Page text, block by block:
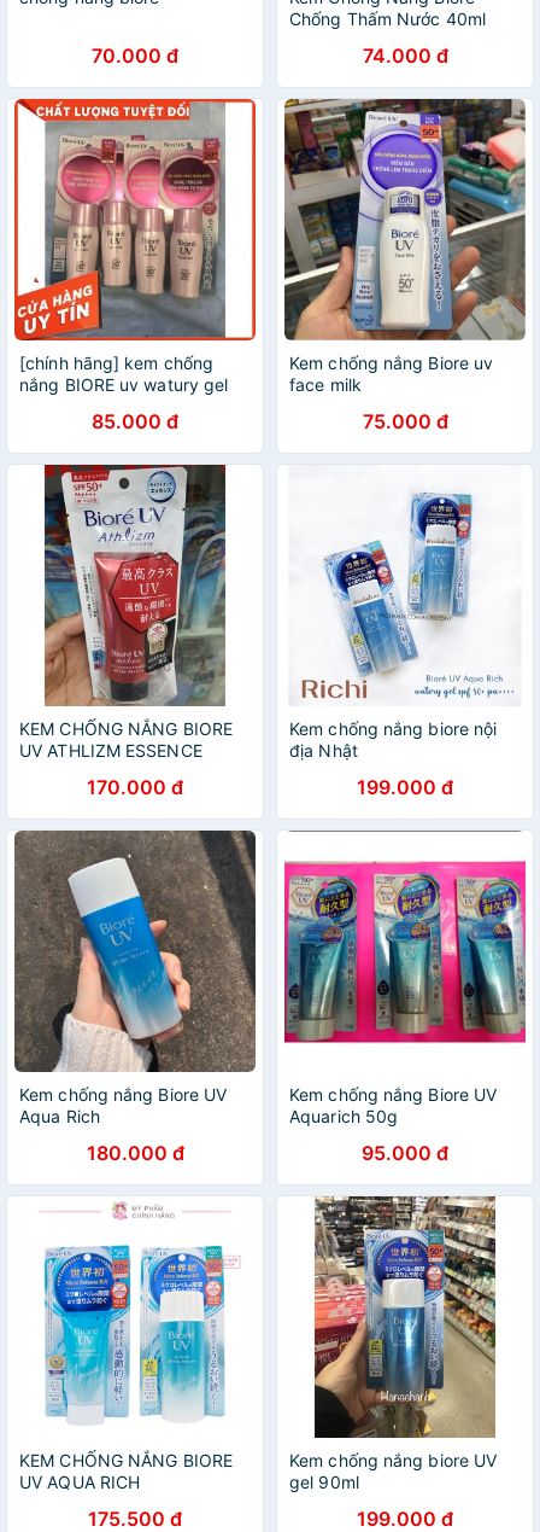
70.000 đ
Chống Thấm Nước 40ml
74.000 đ
[chính hãng] kem chống
nắng BIORE uv watury gel
30ml+BIORE ccmilk30ml là
dòng kem chống nắng tốt
85.000 đ
Kem chống nắng Biore uv
face milk
75.000 đ
KEM CHỐNG NẮNG BIORE
UV ATHLIZM ESSENCE
170.000 đ
Kem chống nắng biore nội
địa Nhật
199.000 đ
Kem chống nắng Biore UV
Aqua Rich
180.000 đ
Kem chống nắng Biore UV
Aquarich 50g
95.000 đ
KEM CHỐNG NẮNG BIORE
UV AQUA RICH
175.500 đ
Kem chống nắng biore UV
gel 90ml
199.000 đ